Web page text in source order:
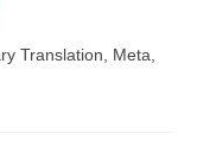
Translation, Meta,